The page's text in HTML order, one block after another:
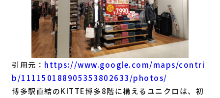
引用元： https://www.google.com/maps/contri
b/111150188905353802633/photos/
博多駅直結のKITTE博多8階に構えるユニクロは、初